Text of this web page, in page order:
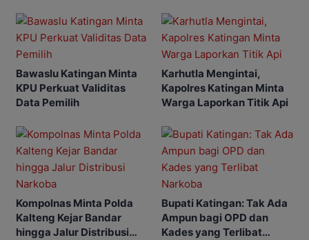
Bawaslu Katingan Minta
KPU Perkuat Validitas
Data Pemilih
Karhutla Mengintai,
Kapolres Katingan Minta
Warga Laporkan Titik Api
Kompolnas Minta Polda
Kalteng Kejar Bandar
hingga Jalur Distribusi
Bupati Katingan: Tak Ada
Ampun bagi OPD dan
Kades yang Terlibat